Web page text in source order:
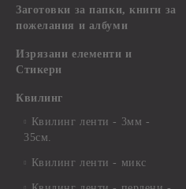
Заготовки за папки, книги за
пожелания и албуми
Изрязани елементи и
Стикери
Квилинг
Квилинг ленти - 3мм -
35см.
Квилинг ленти - микс